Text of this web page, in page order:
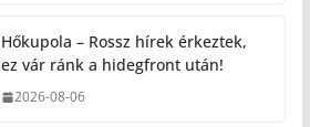
Hőkupola – Rossz hírek érkeztek,
ez vár ránk a hidegfront után!
2026-08-06